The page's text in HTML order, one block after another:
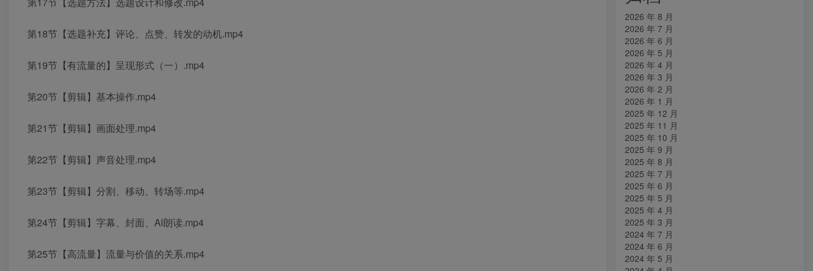
第18节【选题补充】评论、点赞、转发的动机.mp4
第19节【有流量的】呈现形式（一）.mp4
第20节【剪辑】基本操作.mp4
第21节【剪辑】画面处理.mp4
第22节【剪辑】声音处理.mp4
第23节【剪辑】分割、移动、转场等.mp4
第24节【剪辑】字幕、封面、Al朗读.mp4
第25节【高流量】流量与价值的关系.mp4
2026 年 8 月
2026 年 7 月
2026 年 6 月
2026 年 5 月
2026 年 4 月
2026 年 3 月
2026 年 2 月
2026 年 1 月
2025 年 12 月
2025 年 11 月
2025 年 10 月
2025 年 9 月
2025 年 8 月
2025 年 7 月
2025 年 6 月
2025 年 5 月
2025 年 4 月
2025 年 3 月
2024 年 7 月
2024 年 6 月
2024 年 5 月